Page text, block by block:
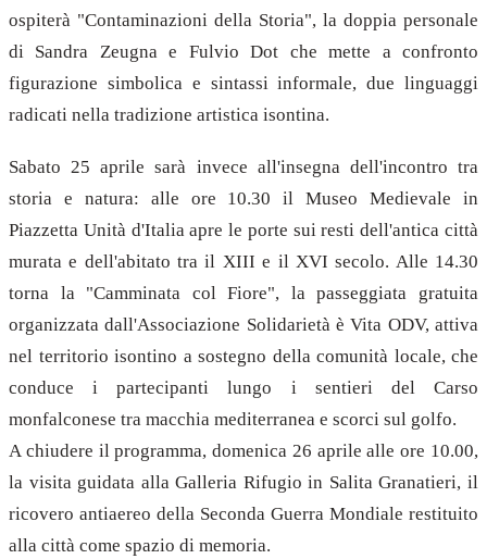
ospiterà "Contaminazioni della Storia", la doppia personale
di Sandra Zeugna e Fulvio Dot che mette a confronto
figurazione simbolica e sintassi informale, due linguaggi
radicati nella tradizione artistica isontina.
Sabato 25 aprile sarà invece all'insegna dell'incontro tra
storia e natura: alle ore 10.30 il Museo Medievale in
Piazzetta Unità d'Italia apre le porte sui resti dell'antica città
murata e dell'abitato tra il XIII e il XVI secolo. Alle 14.30
torna la "Camminata col Fiore", la passeggiata gratuita
organizzata dall'Associazione Solidarietà è Vita ODV, attiva
nel territorio isontino a sostegno della comunità locale, che
conduce i partecipanti lungo i sentieri del Carso
monfalconese tra macchia mediterranea e scorci sul golfo.
A chiudere il programma, domenica 26 aprile alle ore 10.00,
la visita guidata alla Galleria Rifugio in Salita Granatieri, il
ricovero antiaereo della Seconda Guerra Mondiale restituito
alla città come spazio di memoria.